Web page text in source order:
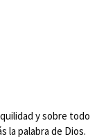
y sobre todo
la palabra de Dios.